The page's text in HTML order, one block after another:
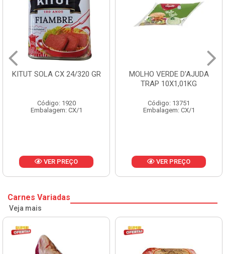
KITUT SOLA CX 24/320 GR
Código: 1920
Embalagem: CX/1
VER PREÇO
MOLHO VERDE D'AJUDA
TRAP 10X1,01KG
Código: 13751
Embalagem: CX/1
VER PREÇO
Carnes Variadas
Veja mais